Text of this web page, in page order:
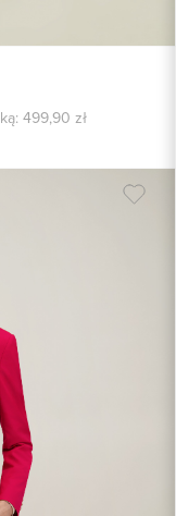
499,90 zł